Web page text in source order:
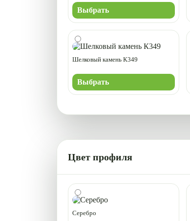
Выбрать
Шелковый камень К349
Выбрать
Цвет профиля
Серебро